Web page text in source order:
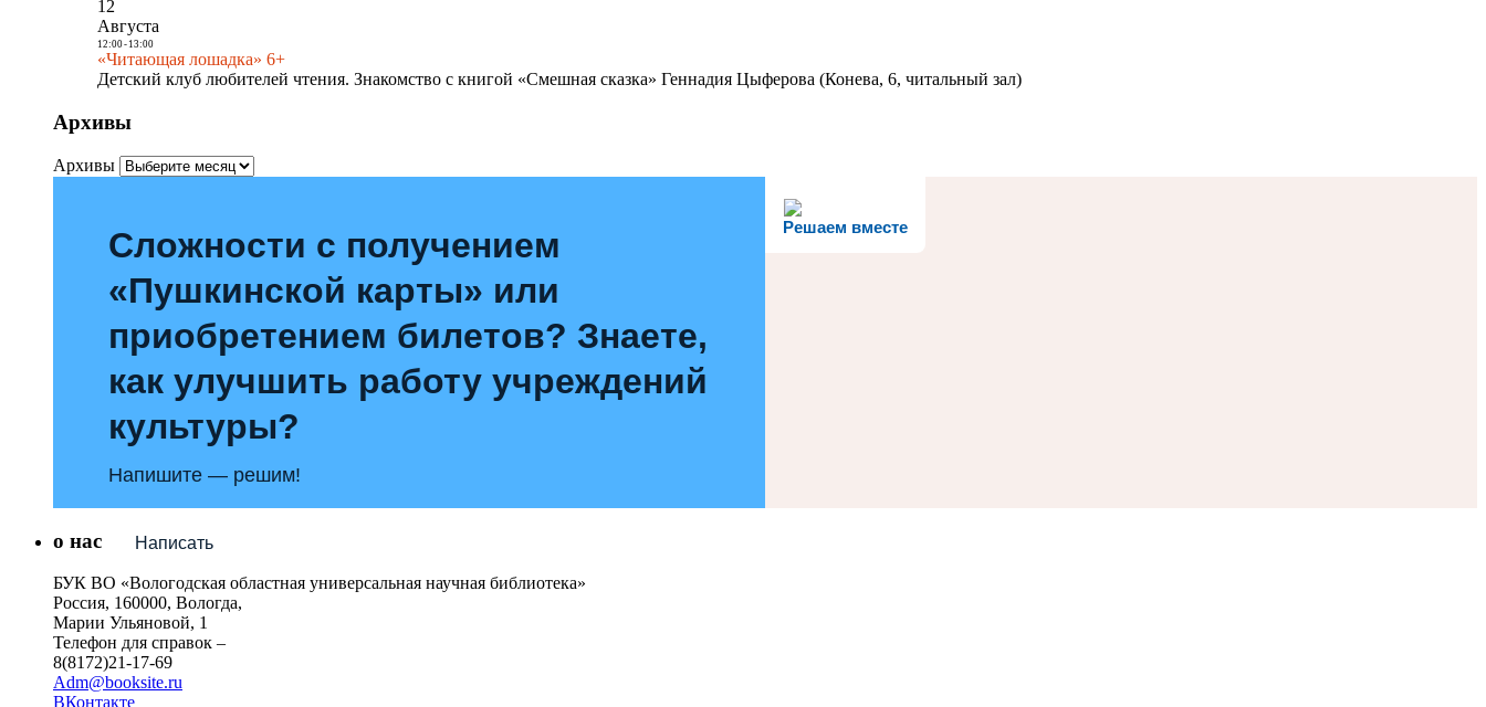
12
Августа
12:00- 13:00
«Читающая лошадка» 6+
Детский клуб любителей чтения. Знакомство с книгой «Смешная сказка» Геннадия Цыферова (Конева, 6, читальный зал)
Архивы
Архивы
Решаем вместе
Сложности с получением
«Пушкинской карты» или
приобретением билетов? Знаете,
как улучшить работу учреждений
культуры?
Напишите — решим!
Написать
о нас
БУК ВО «Вологодская областная универсальная научная библиотека»
Россия, 160000, Вологда,
Марии Ульяновой, 1
Телефон для справок –
8(8172)21-17-69
Adm@booksite.ru
ВКонтакте